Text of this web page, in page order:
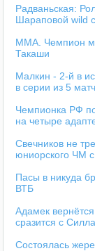
Радваньская:
Шараповой wild
ММА. Чемпион
Такаши
Малкин - 2-й в
в серии из 5
Чемпионка РФ
на четыре
Свечников не
юниорского ЧМ
Пасы в никуда
ВТБ
Адамек
сразится с
Состоялась